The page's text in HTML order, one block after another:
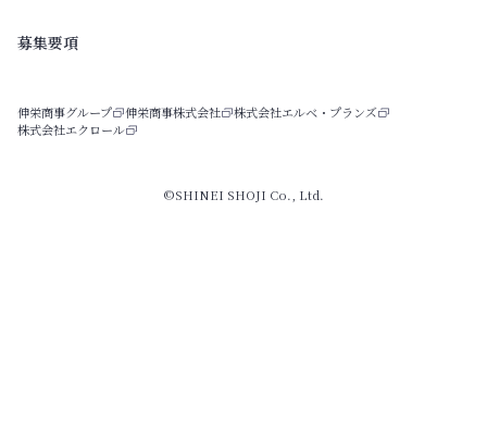
募集要項
伸栄商事グループ 伸栄商事株式会社
株式会社エルベ・プランズ
株式会社エクロール
©SHINEI SHOJI Co., Ltd.